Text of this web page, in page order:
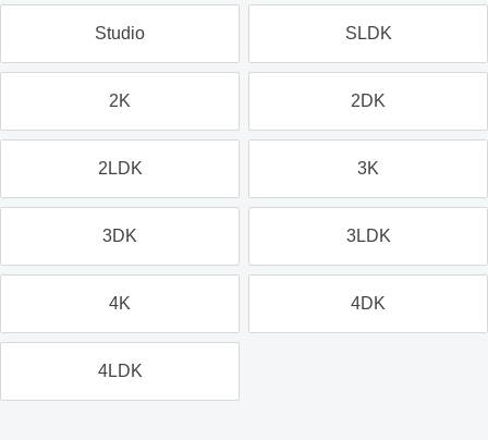
Studio SLDK
2K 2DK
2LDK 3K
3DK 3LDK
4K 4DK
4LDK